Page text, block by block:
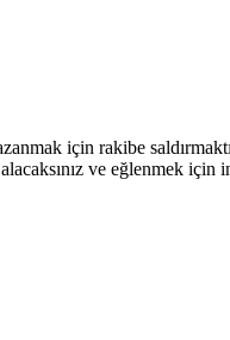
için rakibe
ve eğlenmek için